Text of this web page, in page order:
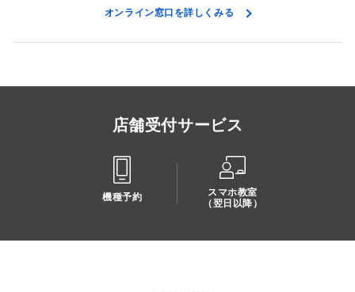
オンライン窓口を詳しくみる
店舗受付サービス
機種予約
スマホ教室
（翌日以降）